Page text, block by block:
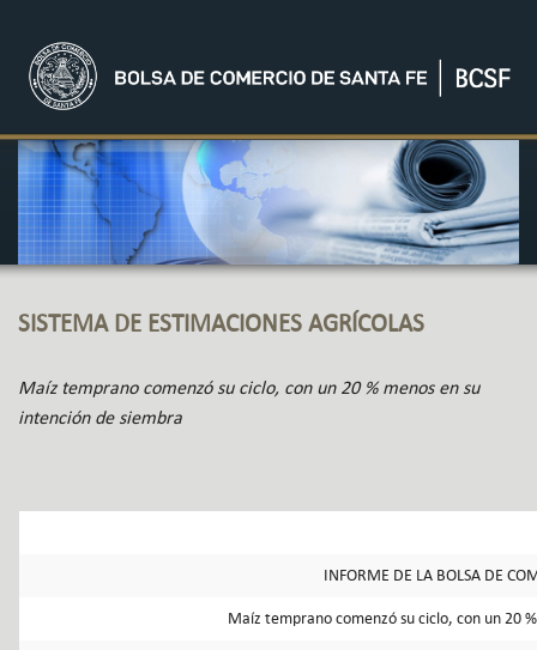
SISTEMA DE ESTIMACIONES AGRÍCOLAS
Maíz temprano comenzó su ciclo, con un 20 % menos en su
intención de siembra
INFORME DE LA BOLSA DE
Maíz temprano comenzó su ciclo, con un 20